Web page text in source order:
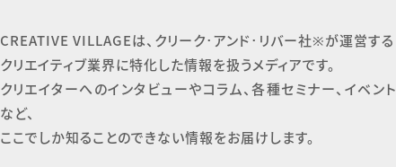
CREATIVE VILLAGEは、クリーク･アンド･リバー社※が運営する
クリエイティブ業界に特化した情報を扱うメディアです。
クリエイターへのインタビューやコラム、各種セミナー、イベント
など、
ここでしか知ることのできない情報をお届けします。